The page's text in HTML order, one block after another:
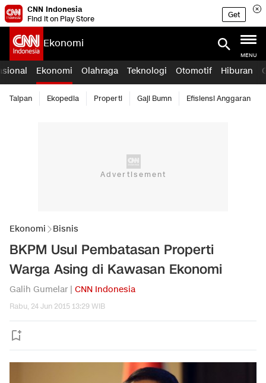
CNN Indonesia
Find it on Play Store
Get
Ekonomi
MENU
Ekonomi Olahraga Teknologi Otomotif Hiburan
Taipan Ekopedia Properti Gaji Bumn Efisiensi Anggaran
Ekonomi Bisnis
BKPM Usul Pembatasan Properti
Warga Asing di Kawasan Ekonomi
Galih Gumelar | CNN Indonesia
Rabu, 24 Jun 2015 13:29 WIB